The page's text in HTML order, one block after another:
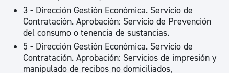
3 - Dirección Gestión Económica. Servicio de
Contratación. Aprobación: Servicio de Prevención
del consumo o tenencia de sustancias.
5 - Dirección Gestión Económica. Servicio de
Contratación. Aprobación: Servicios de impresión y
manipulado de recibos no domiciliados,